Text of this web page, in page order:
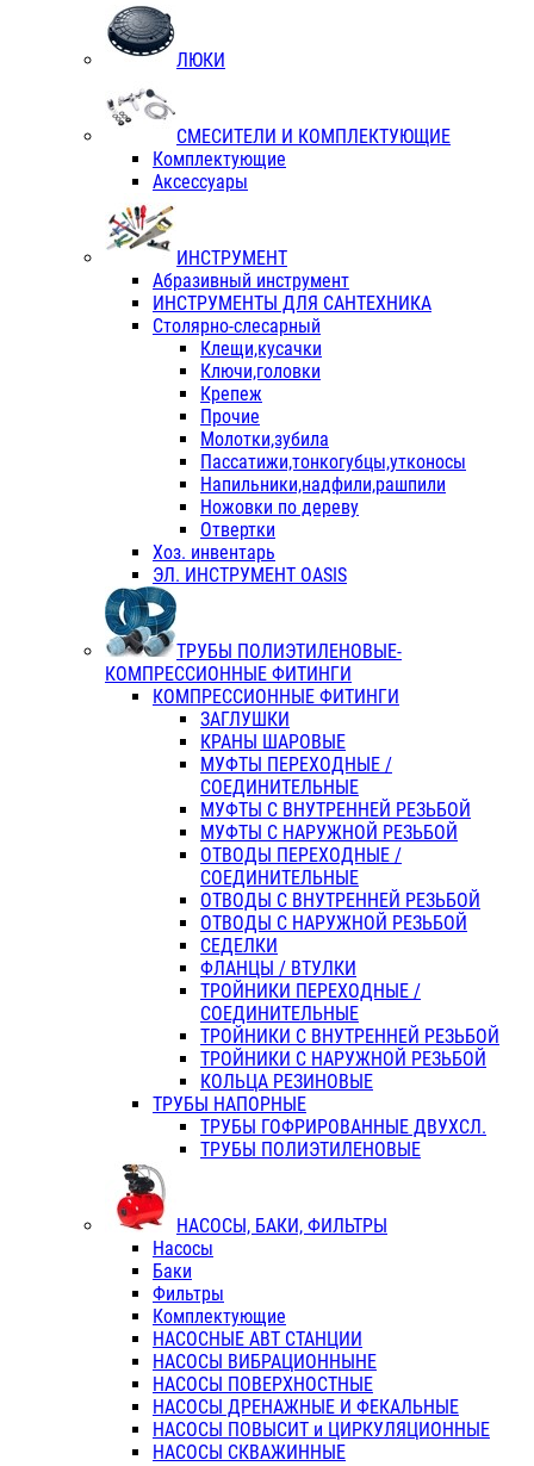
ЛЮКИ
СМЕСИТЕЛИ И КОМПЛЕКТУЮЩИЕ
Комплектующие
Аксессуары
ИНСТРУМЕНТ
Абразивный инструмент
ИНСТРУМЕНТЫ ДЛЯ САНТЕХНИКА
Столярно-слесарный
Клещи,кусачки
Ключи,головки
Крепеж
Прочие
Молотки,зубила
Пассатижи,тонкогубцы,утконосы
Напильники,надфили,рашпили
Ножовки по дереву
Отвертки
Хоз. инвентарь
ЭЛ. ИНСТРУМЕНТ OASIS
ТРУБЫ ПОЛИЭТИЛЕНОВЫЕ-
КОМПРЕССИОННЫЕ ФИТИНГИ
КОМПРЕССИОННЫЕ ФИТИНГИ
ЗАГЛУШКИ
КРАНЫ ШАРОВЫЕ
МУФТЫ ПЕРЕХОДНЫЕ /
СОЕДИНИТЕЛЬНЫЕ
МУФТЫ С ВНУТРЕННЕЙ РЕЗЬБОЙ
МУФТЫ С НАРУЖНОЙ РЕЗЬБОЙ
ОТВОДЫ ПЕРЕХОДНЫЕ /
СОЕДИНИТЕЛЬНЫЕ
ОТВОДЫ С ВНУТРЕННЕЙ РЕЗЬБОЙ
ОТВОДЫ С НАРУЖНОЙ РЕЗЬБОЙ
СЕДЕЛКИ
ФЛАНЦЫ / ВТУЛКИ
ТРОЙНИКИ ПЕРЕХОДНЫЕ /
СОЕДИНИТЕЛЬНЫЕ
ТРОЙНИКИ С ВНУТРЕННЕЙ РЕЗЬБОЙ
ТРОЙНИКИ С НАРУЖНОЙ РЕЗЬБОЙ
КОЛЬЦА РЕЗИНОВЫЕ
ТРУБЫ НАПОРНЫЕ
ТРУБЫ ГОФРИРОВАННЫЕ ДВУХСЛ.
ТРУБЫ ПОЛИЭТИЛЕНОВЫЕ
НАСОСЫ, БАКИ, ФИЛЬТРЫ
Насосы
Баки
Фильтры
Комплектующие
НАСОСНЫЕ АВТ СТАНЦИИ
НАСОСЫ ВИБРАЦИОННЫНЕ
НАСОСЫ ПОВЕРХНОСТНЫЕ
НАСОСЫ ДРЕНАЖНЫЕ И ФЕКАЛЬНЫЕ
НАСОСЫ ПОВЫСИТ и ЦИРКУЛЯЦИОННЫЕ
НАСОСЫ СКВАЖИННЫЕ